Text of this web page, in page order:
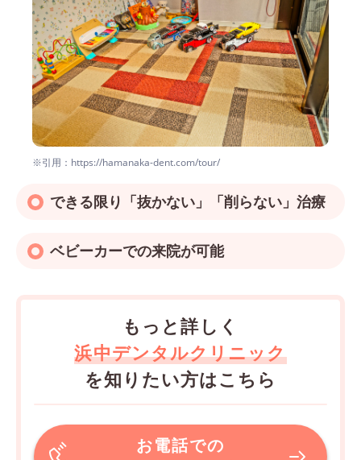
※引用：https://hamanaka-dent.com/tour/
できる限り「抜かない」「削らない」治療
ベビーカーでの来院が可能
もっと詳しく
浜中デンタルクリニック
を知りたい方はこちら
お電話での